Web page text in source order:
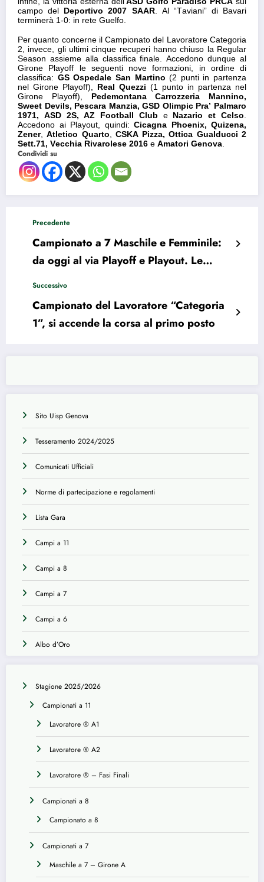
Sito Uisp Genova
Tesseramento 2024/2025
Comunicati Ufficiali
Norme di partecipazione e regolamenti
Lista Gara
Campi a 11
Campi a 8
Campi a 7
Campi a 6
Albo d’Oro
Stagione 2025/2026
Campionati a 11
Lavoratore ® A1
Lavoratore ® A2
Lavoratore ® – Fasi Finali
Campionati a 8
Campionato a 8
Campionati a 7
Maschile a 7 – Girone A
campo del Deportivo 2007 SAAR. Al “Taviani” di Bavari
terminerà 1-0: in rete Guelfo.
Per quanto concerne il Campionato del Lavoratore Categoria
2, invece, gli ultimi cinque recuperi hanno chiuso la Regular
Season assieme alla classifica finale. Accedono dunque al
Girone Playoff le seguenti nove formazioni, in ordine di
classifica: GS Ospedale San Martino (2 punti in partenza
nel Girone Playoff), Real Quezzi (1 punto in partenza nel
Girone Playoff), Pedemontana Carrozzeria Mannino,
Sweet Devils, Pescara Manzia, GSD Olimpic Pra’ Palmaro
1971, ASD 2S, AZ Football Club e Nazario et Celso
Accedono ai Playout, quindi: Cicagna Phoenix, Quizena,
Zener,Atletico Quarto
CSKA Pizza, Ottica Gualducci 2
Sett.71, Vecchia Rivarolese 2016 e Amatori Genova
Condividi su
Precedente
Campionato a 7 Maschile e Femminile:
da oggi al via Playoff e Playout. Le
Successivo
Campionato del Lavoratore “Categoria
1”, si accende la corsa al primo posto